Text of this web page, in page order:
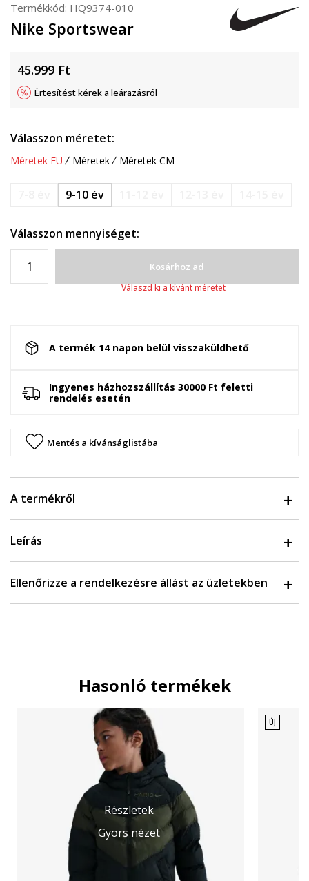
Termékkód: HQ9374-010
Nike Sportswear
45.999 Ft
Értesítést kérek a leárazásról
Válasszon méretet:
Méretek EU Méretek Méretek CM
9-10 év
Válasszon mennyiséget:
Kosárhoz ad
Válaszd ki a kívánt méretet
A termék 14 napon belül visszaküldhető
Ingyenes házhozszállítás 30000 Ft feletti
rendelés esetén
Mentés a kívánságlistába
A termékről
Leírás
Ellenőrizze a rendelkezésre állást az üzletekben
Hasonló termékek
Részletek
Gyors nézet
ÚJ